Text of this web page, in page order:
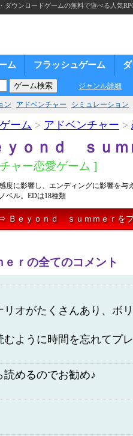
ウンロードゲームの無料で遊べる人気
ム フラッシュゲーム
ジャンル詳細
ン アドベンチャー シミュレーション
ーム > アドベンチャー >
ｙｏｎｄ ｓｕｍ
ャー恋愛ゲーム ]
度に影響し、エンディングに影響を与
ベル。EDは18種類
Ｂｅｙｏｎｄ ｓｕｍｍｅｒを
ｒの全てのコメント
リオがたくさんあり、ボ
むように時間を忘れてプ
めるのでお勧め♪